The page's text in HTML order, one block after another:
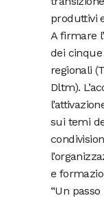
produttivi
A firmare
dei cinque
regionali
Dltm).
sui temi
e
“Un